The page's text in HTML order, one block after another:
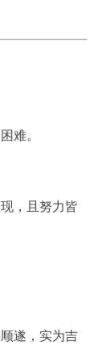
难。
，且努力皆
遂，实为吉